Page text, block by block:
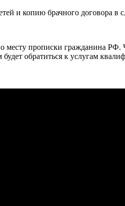
и копию брачного договора в
месту прописки гражданина РФ.
обратиться к услугам